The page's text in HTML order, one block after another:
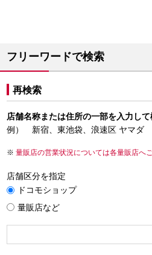
フリーワードで検索
再検索
店舗名称または住所の一部を入力して
例） 新宿、東池袋、浪速区 ヤマダ
量販店の営業状況については各量販店へ
店舗区分を指定
ドコモショップ
量販店など